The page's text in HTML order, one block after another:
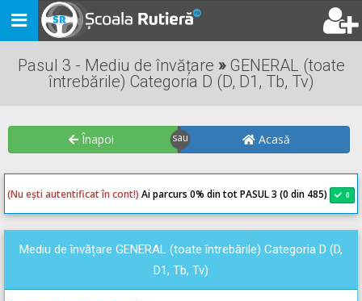
Toggle
navigation
Pasul 3 - Mediu de învățare »GENERAL (toate
întrebările) Categoria D (D, D1, Tb, Tv)
Înapoi Acasă
(Nu ești autentificat în cont!) Ai parcurs 0% din tot PASUL 3 (0 din 485) 0
Mediu de învățare GENERAL (toate întrebările) Categoria D (D,
D1, Tb, Tv)